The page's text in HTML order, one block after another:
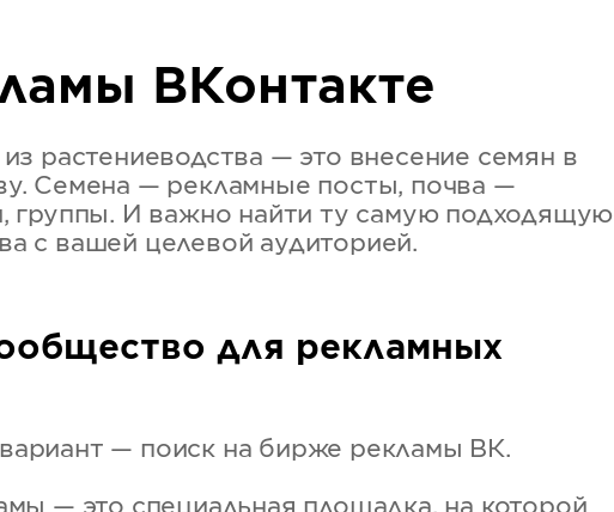
ВКонтакте
растениеводства — это внесение семян в
Семена — рекламные посты, почва —
группы. И важно найти ту самую подходящую
с вашей целевой аудиторией.
для рекламных
— поиск на бирже рекламы ВК.
— это специальная площадка, на которой